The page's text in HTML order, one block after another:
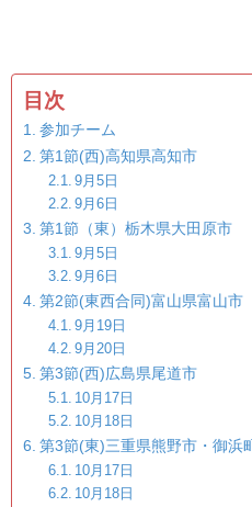
目次
参加チーム
第1節(西)高知県高知市
9月5日
9月6日
第1節（東）栃木県大田原市
9月5日
9月6日
第2節(東西合同)富山県富山市
9月19日
9月20日
第3節(西)広島県尾道市
10月17日
10月18日
第3節(東)三重県熊野市・御浜町
10月17日
10月18日